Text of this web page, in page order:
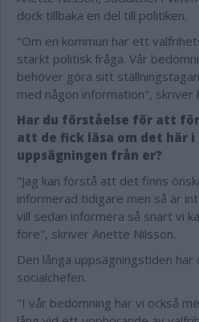
dock tillbaka en del till politiken.
"Om en kommun har ett
starkt politisk fråga. Vår
behöver göra sitt
med någon information", skriver
Har du förståelse för att
att de fick läsa om det här
uppsägningen från er?
"Jag kan förstå att det finns
informerad tidigare men så är
vill sedan informera så snart vi
före", skriver Anette Nilsson.
Den långa uppsägningstiden
socialchefen.
"I vår bedömning har vi också